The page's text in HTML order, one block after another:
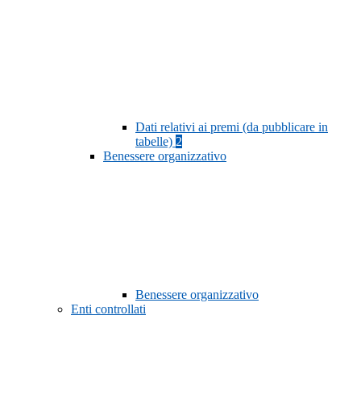
Dati relativi ai premi (da pubblicare in
tabelle) 2
Benessere organizzativo
Benessere organizzativo
Enti controllati